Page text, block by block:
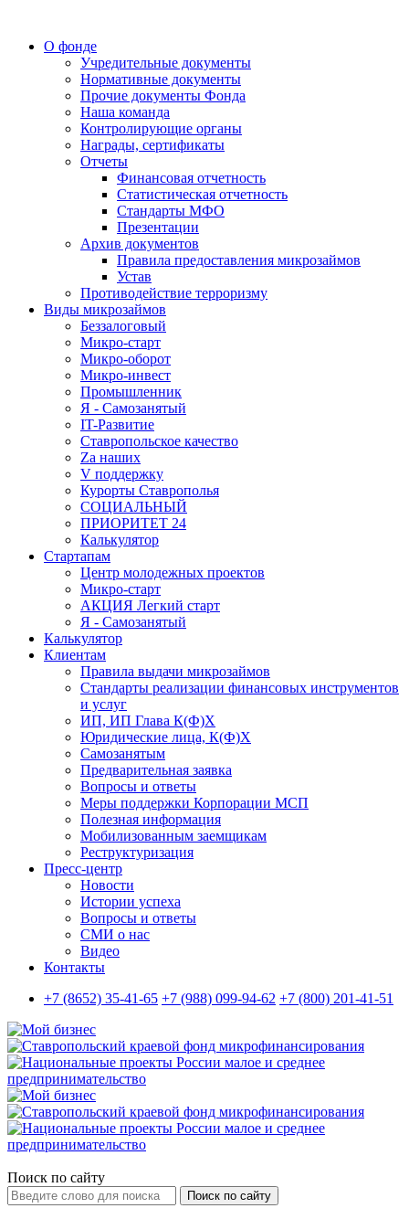
О фонде
Учредительные документы
Нормативные документы
Прочие документы Фонда
Наша команда
Контролирующие органы
Награды, сертификаты
Отчеты
Финансовая отчетность
Статистическая отчетность
Стандарты МФО
Презентации
Архив документов
Правила предоставления микрозаймов
Устав
Противодействие терроризму
Виды микрозаймов
Беззалоговый
Микро-старт
Микро-оборот
Микро-инвест
Промышленник
Я - Самозанятый
IT-Развитие
Ставропольское качество
Za наших
V поддержку
Курорты Ставрополья
СОЦИАЛЬНЫЙ
ПРИОРИТЕТ 24
Калькулятор
Стартапам
Центр молодежных проектов
Микро-старт
АКЦИЯ Легкий старт
Я - Самозанятый
Калькулятор
Клиентам
Правила выдачи микрозаймов
Стандарты реализации финансовых инструментов
и услуг
ИП, ИП Глава К(Ф)Х
Юридические лица, К(Ф)Х
Самозанятым
Предварительная заявка
Вопросы и ответы
Меры поддержки Корпорации МСП
Полезная информация
Мобилизованным заемщикам
Реструктуризация
Пресс-центр
Новости
Истории успеха
Вопросы и ответы
СМИ о нас
Видео
Контакты
+7 (8652) 35-41-65 +7 (988) 099-94-62 +7 (800) 201-41-51
Поиск по сайту
Поиск по сайту